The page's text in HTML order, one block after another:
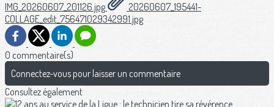
IMG_20260607_201126.jpg
20260607_195441-
COLLAGE_edit_756471029342991.jpg
0 commentaire(s)
Connectez-vous pour laisser un commentaire
Consultez également